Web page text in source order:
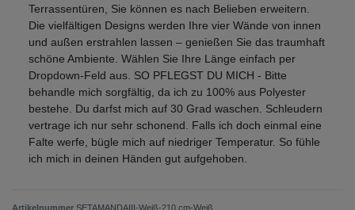
Terrassentüren, Sie können es nach Belieben erweitern.
Die vielfältigen Designs werden Ihre vier Wände von innen
und außen erstrahlen lassen – genießen Sie das traumhaft
schöne Ambiente. Wählen Sie Ihre Länge einfach per
Dropdown-Feld aus. SO PFLEGST DU MICH - Bitte
behandle mich sorgfältig, da ich zu 100% aus Polyester
bestehe. Du darfst mich auf 30 Grad waschen. Schleudern
vertrage ich nur sehr schonend. Falls ich doch einmal eine
Falte werfe, bügle mich auf niedriger Temperatur. So fühle
ich mich in deinen Händen gut aufgehoben.
Artikelnummer SETAMANDAIII-Weiß-210 cm-Weiß